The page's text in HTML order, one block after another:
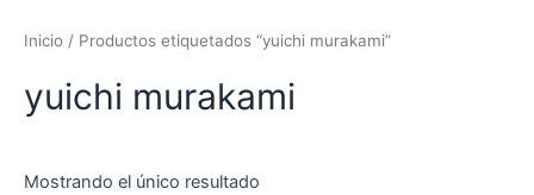
Inicio / Productos etiquetados “yuichi murakami”
yuichi murakami
Mostrando el único resultado